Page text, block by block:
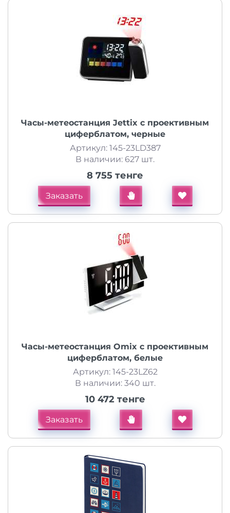
Часы-метеостанция Jettix с проективным
циферблатом, черные
Артикул: 145-23LD387
В наличии: 627 шт.
8 755 тенге
Заказать
Часы-метеостанция Omix с проективным
циферблатом, белые
Артикул: 145-23LZ62
В наличии: 340 шт.
10 472 тенге
Заказать